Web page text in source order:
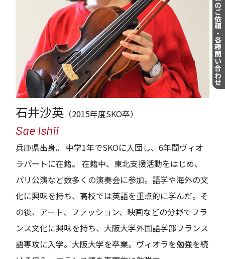
石井沙英 （2015年度SKO卒）
Sae Ishii
兵庫県出身。 中学1年でSKOに入団し、6年間ヴィオ
ラパートに在籍。 在籍中、東北支援活動をはじめ、
パリ公演など数多くの演奏会に参加。語学や海外の文
化に興味を持ち、高校では英語を重点的に学んだ。そ
の後、アート、ファッション、映画などの分野でフラ
ンス文化に興味を持ち、大阪大学外国語学部フランス
語専攻に入学。大阪大学を卒業。ヴィオラを勉強を続
演奏のご依頼・各種問い合わせ